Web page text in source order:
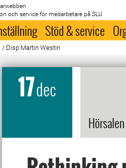
och service för medarbetare på SLU
Stöd & service
/ Disp Martin Westin
17dec